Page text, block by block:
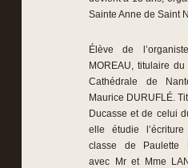
Sainte Anne de Saint
Élève de
MOREAU, titulaire
Cathédrale de
Maurice DURUFLÉ.
Ducasse et de celui
elle étudie
classe de Paulette
avec Mr et Mme